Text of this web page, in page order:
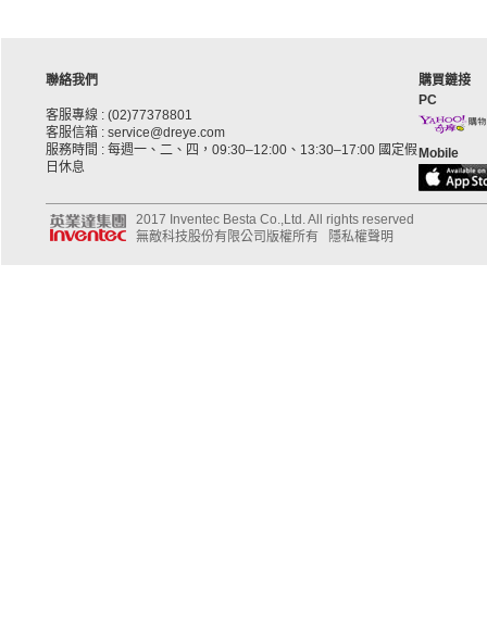
聯絡我們
客服專線 : (02)77378801
客服信箱 : service@dreye.com
服務時間 : 每週一、二、四，09:30–12:00、13:30–17:00 國定假
日休息
購買鏈接
PC
Mobile
2017 Inventec Besta Co.,Ltd. All rights reserved
無敵科技股份有限公司版權所有
隱私權聲明